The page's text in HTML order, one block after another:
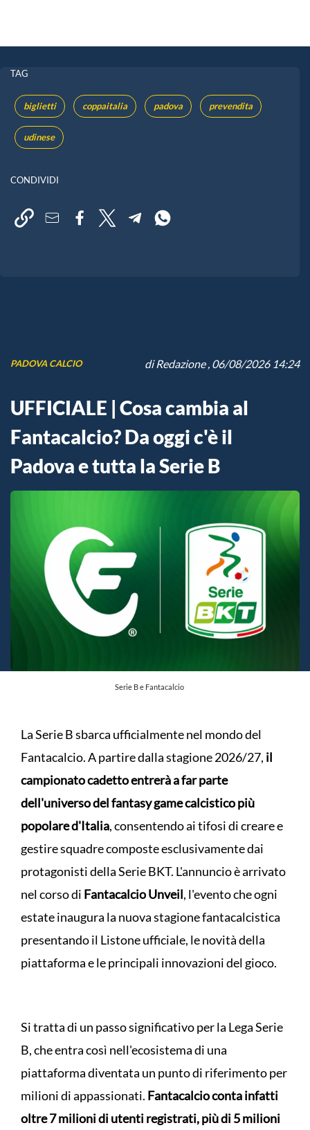
TAG
biglietti coppaitalia padova prevendita
udinese
CONDIVIDI
PADOVA CALCIO diRedazione, 06/08/2026 14:24
UFFICIALE | Cosa cambia al
Fantacalcio? Da oggi c'è il
Padova e tutta la Serie B
Serie B e Fantacalcio
La Serie B sbarca ufficialmente nel mondo del
Fantacalcio. A partire dalla stagione 2026/27, il
campionato cadetto entrerà a far parte
dell'universo del fantasy game calcistico più
popolare d'Italia, consentendo ai tifosi di creare e
gestire squadre composte esclusivamente dai
protagonisti della Serie BKT. L'annuncio è arrivato
nel corso di Fantacalcio Unveil, l'evento che ogni
estate inaugura la nuova stagione fantacalcistica
presentando il Listone ufficiale, le novità della
piattaforma e le principali innovazioni del gioco.
Si tratta di un passo significativo per la Lega Serie
B, che entra così nell'ecosistema di una
piattaforma diventata un punto di riferimento per
milioni di appassionati. Fantacalcio conta infatti
oltre 7 milioni di utenti registrati, più di 5 milioni